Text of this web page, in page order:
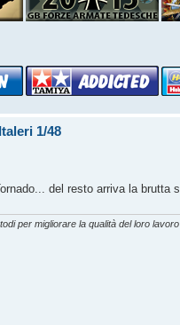
1/48
del resto arriva la
per migliorare la qualità del loro